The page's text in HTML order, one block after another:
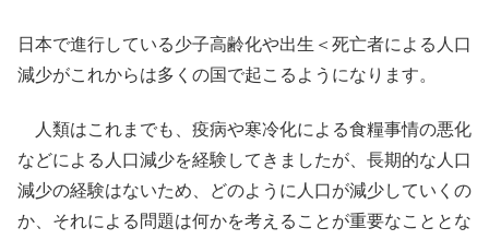
日本で進行している少子高齢化や出生＜死亡者による人口
減少がこれからは多くの国で起こるようになります。
人類はこれまでも、疫病や寒冷化による食糧事情の悪化
などによる人口減少を経験してきましたが、長期的な人口
減少の経験はないため、どのように人口が減少していくの
か、それによる問題は何かを考えることが重要なこととな